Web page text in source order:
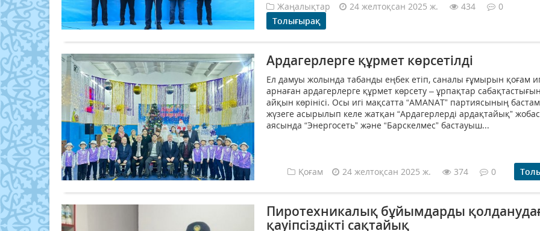
Жаңалықтар
24 желтоқсан 2025 ж. 434
0
Толығырақ
Ардагерлерге құрмет көрсетілді
Ел дамуы жолында табанды еңбек етіп, саналы ғұмырын қоғам
арнаған ардагерлерге құрмет көрсету – ұрпақтар
айқын көрінісі. Осы игі мақсатта “AMANAT” партиясының
жүзеге асырылып келе жатқан “Ардагерлерді ардақтайық”
аясында “Энергосеть” және “Барскелмес” бастауыш...
Қоғам 24 желтоқсан 2025 ж. 374 0
Пиротехникалық бұйымдарды
қауіпсіздікті сақтайық